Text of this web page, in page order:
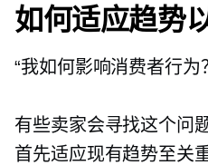
如何适应趋势
“我如何影响消费者行为
有些卖家会寻找这个问
首先适应现有趋势至关